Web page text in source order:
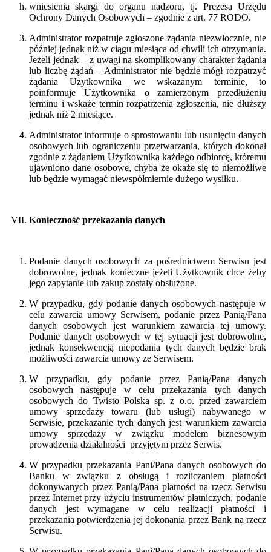
wniesienia skargi do organu nadzoru, tj. Prezesa Urzędu
Ochrony Danych Osobowych – zgodnie z art. 77 RODO.
Administrator rozpatruje zgłoszone żądania niezwłocznie, nie
później jednak niż w ciągu miesiąca od chwili ich otrzymania.
Jeżeli jednak – z uwagi na skomplikowany charakter żądania
lub liczbę żądań – Administrator nie będzie mógł rozpatrzyć
żądania Użytkownika we wskazanym terminie, to
poinformuje Użytkownika o zamierzonym przedłużeniu
terminu i wskaże termin rozpatrzenia zgłoszenia, nie dłuższy
jednak niż 2 miesiące.
Administrator informuje o sprostowaniu lub usunięciu danych
osobowych lub ograniczeniu przetwarzania, których dokonał
zgodnie z żądaniem Użytkownika każdego odbiorcę, któremu
ujawniono dane osobowe, chyba że okaże się to niemożliwe
lub będzie wymagać niewspółmiernie dużego wysiłku.
Konieczność przekazania danych
Podanie danych osobowych za pośrednictwem Serwisu jest
dobrowolne, jednak konieczne jeżeli Użytkownik chce żeby
jego zapytanie lub zakup zostały obsłużone.
W przypadku, gdy podanie danych osobowych następuje w
celu zawarcia umowy Serwisem, podanie przez Panią/Pana
danych osobowych jest warunkiem zawarcia tej umowy.
Podanie danych osobowych w tej sytuacji jest dobrowolne,
jednak konsekwencją niepodania tych danych będzie brak
możliwości zawarcia umowy ze Serwisem.
W przypadku, gdy podanie przez Panią/Pana danych
osobowych następuje w celu przekazania tych danych
osobowych do Twisto Polska sp. z o.o. przed zawarciem
umowy sprzedaży towaru (lub usługi) nabywanego w
Serwisie, przekazanie tych danych jest warunkiem zawarcia
umowy sprzedaży w związku modelem biznesowym
prowadzenia działalności przyjętym przez Serwis.
W przypadku przekazania Pani/Pana danych osobowych do
Banku w związku z obsługą i rozliczaniem płatności
dokonywanych przez Panią/Pana płatności na rzecz Serwisu
przez Internet przy użyciu instrumentów płatniczych, podanie
danych jest wymagane w celu realizacji płatności i
przekazania potwierdzenia jej dokonania przez Bank na rzecz
Serwisu.